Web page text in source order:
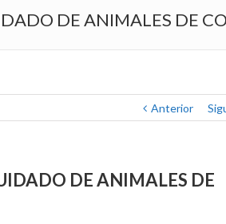
DE ANIMALES DE
Anterior
DE ANIMALES DE